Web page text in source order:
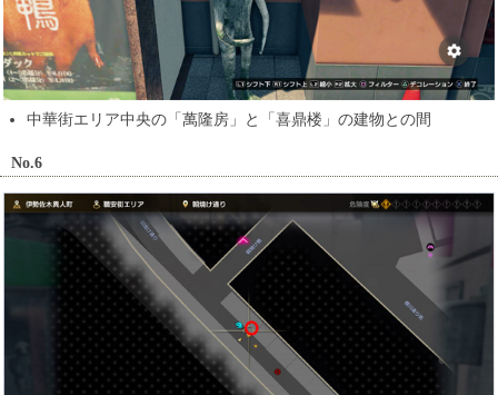
中華街エリア中央の「萬隆房」と「喜鼎楼」の建物との間
No.6